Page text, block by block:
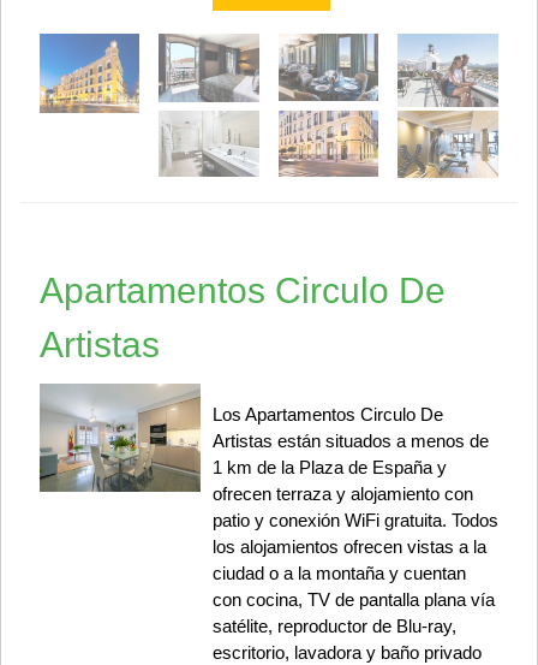
Apartamentos Circulo De
Artistas
Los Apartamentos Circulo De
Artistas están situados a menos de
1 km de la Plaza de España y
ofrecen terraza y alojamiento con
patio y conexión WiFi gratuita. Todos
los alojamientos ofrecen vistas a la
ciudad o a la montaña y cuentan
con cocina, TV de pantalla plana vía
satélite, reproductor de Blu-ray,
escritorio, lavadora y baño privado